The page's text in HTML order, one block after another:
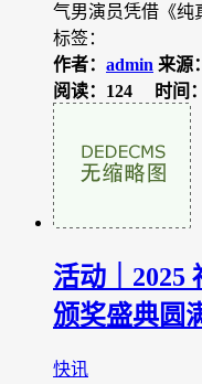
气男演员凭借《
标签：
作者： admin 来源：
阅读：124
时间
活动｜2025
颁奖盛典圆
快讯